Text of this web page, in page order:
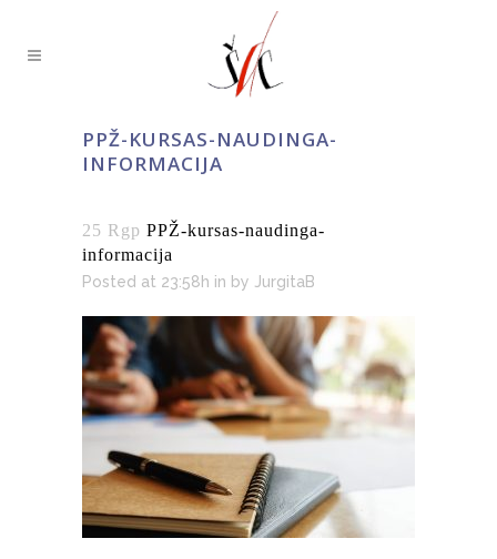
PPŽ-KURSAS-NAUDINGA-
INFORMACIJA
25 Rgp PPŽ-kursas-naudinga-
informacija
Posted at 23:58h in by JurgitaB